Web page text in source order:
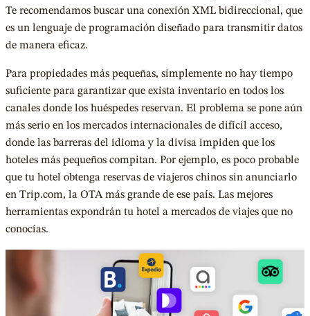
Te recomendamos buscar una conexión XML bidireccional, que
es un lenguaje de programación diseñado para transmitir datos
de manera eficaz.
Para propiedades más pequeñas, simplemente no hay tiempo
suficiente para garantizar que exista inventario en todos los
canales donde los huéspedes reservan. El problema se pone aún
más serio en los mercados internacionales de difícil acceso,
donde las barreras del idioma y la divisa impiden que los
hoteles más pequeños compitan. Por ejemplo, es poco probable
que tu hotel obtenga reservas de viajeros chinos sin anunciarlo
en Trip.com, la OTA más grande de ese país. Las mejores
herramientas expondrán tu hotel a mercados de viajes que no
conocías.